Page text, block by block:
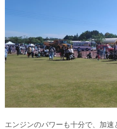
エンジンのパワーも十分で、加